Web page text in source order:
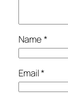
Name*
Email*